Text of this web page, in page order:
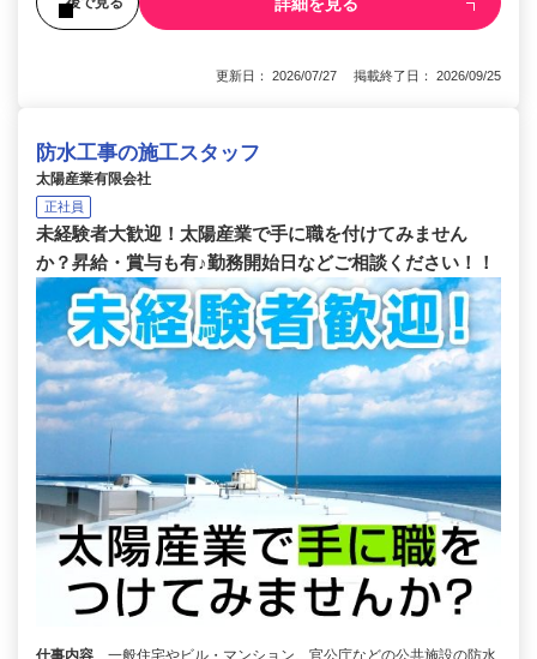
更新日： 2026/07/27 掲載終了日： 2026/09/25
防水工事の施工スタッフ
太陽産業有限会社
正社員
未経験者大歓迎！太陽産業で手に職を付けてみません
か？昇給・賞与も有♪勤務開始日などご相談ください！！